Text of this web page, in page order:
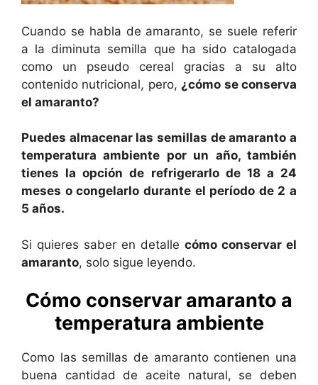
Cuando se habla de amaranto, se suele referir
a la diminuta semilla que ha sido catalogada
como un pseudo cereal gracias a su alto
contenido nutricional, pero, ¿cómo se conserva
el amaranto?
Puedes almacenar las semillas de amaranto a
temperatura ambiente por un año, también
tienes la opción de refrigerarlo de 18 a 24
meses o congelarlo durante el período de 2 a
5 años.
Si quieres saber en detalle cómo conservar el
amaranto, solo sigue leyendo.
Cómo conservar amaranto a
temperatura ambiente
Como las semillas de amaranto contienen una
buena cantidad de aceite natural, se deben